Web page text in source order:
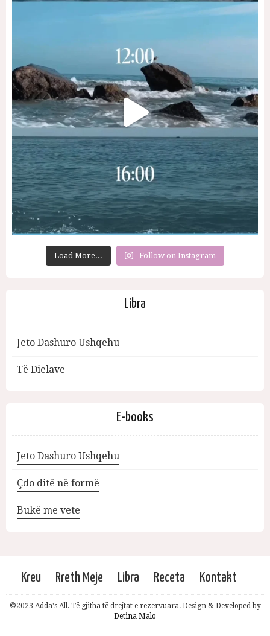
Load More... Follow on Instagram
Libra
Jeto Dashuro Ushqehu
Të Dielave
E-books
Jeto Dashuro Ushqehu
Çdo ditë në formë
Bukë me vete
Kreu Rreth Meje Libra Receta Kontakt
©2023 Adda's All. Të gjitha të drejtat e rezervuara. Design & Developed by
Detina Malo